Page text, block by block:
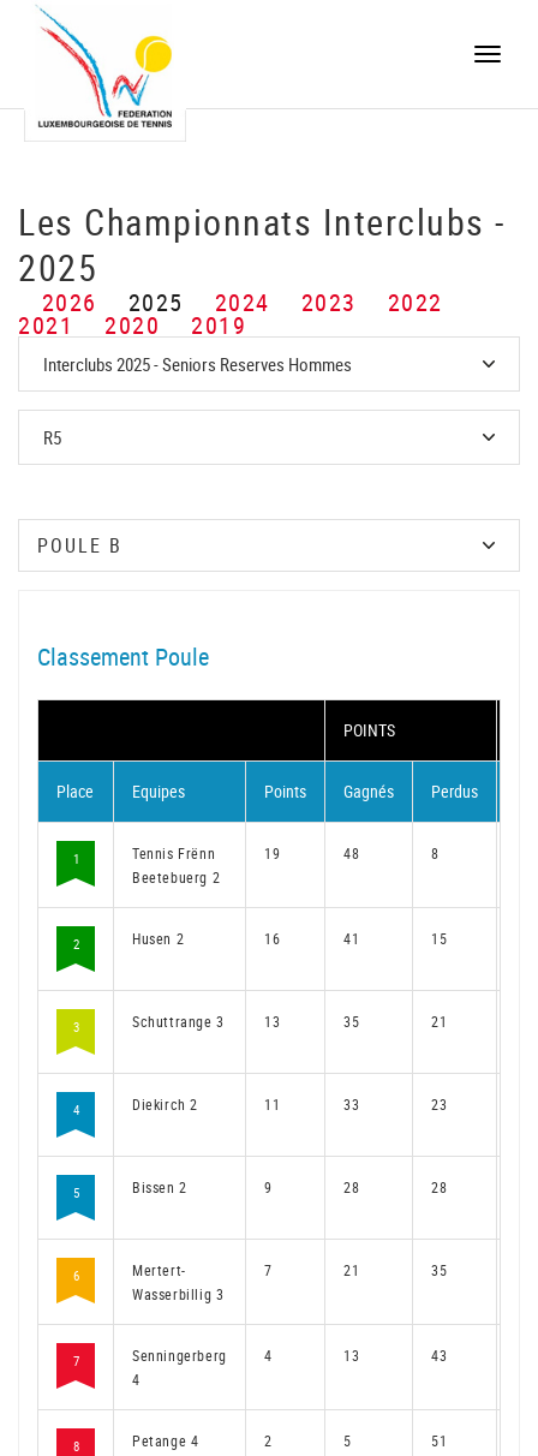
Toggle
Les Championnats Interclubs -
2025
2026 2025 2024 2023 2022
2021 2020 2019
Classement Poule
POINTS
Place Equipes Points Gagnés Perdus
1
Tennis Frënn
Beetebuerg 2
19 48 8
2 Husen 2 16 41 15
3 Schuttrange 3 13 35 21
4 Diekirch 2 11 33 23
5 Bissen 2 9 28 28
6
Mertert-
Wasserbillig 3
7 21 35
7
Senningerberg
4
4 13 43
8 Petange 4 2 5 51